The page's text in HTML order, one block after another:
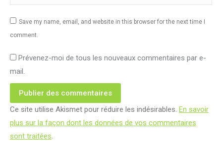
Save my name, email, and website in this browser for the next time I
comment.
Prévenez-moi de tous les nouveaux commentaires par e-
mail.
Publier des commentaires
Ce site utilise Akismet pour réduire les indésirables. En savoir
plus sur la façon dont les données de vos commentaires
sont traitées.